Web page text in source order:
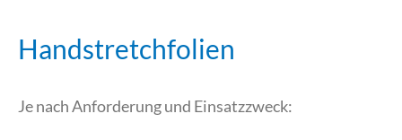
Handstretchfolien
Je nach Anforderung und Einsatzzweck: